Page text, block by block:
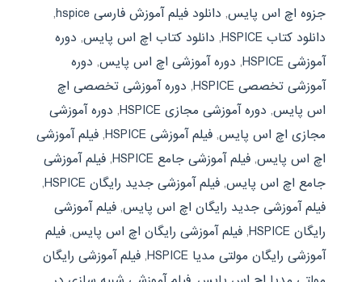
جزوه اچ اس پایس, دانلود فیلم آموزش فارسی hspice
,
دانلود کتاب HSPICE
, دانلود کتاب اچ اس پایس, دوره
آموزشی HSPICE
, دوره آموزشی اچ اس پایس, دوره
آموزشی تخصصی HSPICE
, دوره آموزشی تخصصی اچ
اس پایس, دوره آموزشی مجازی HSPICE , دوره آموزشی
مجازی اچ اس پایس, فیلم آموزشی HSPICE , فیلم آموزشی
اچ اس پایس, فیلم آموزشی جامع HSPICE , فیلم آموزشی
جامع اچ اس پایس, فیلم آموزشی جدید رایگان HSPICE
,
فیلم آموزشی جدید رایگان اچ اس پایس, فیلم آموزشی
رایگان HSPICE
, فیلم آموزشی رایگان اچ اس پایس, فیلم
آموزشی رایگان مولتی مدیا HSPICE
, فیلم آموزشی رایگان